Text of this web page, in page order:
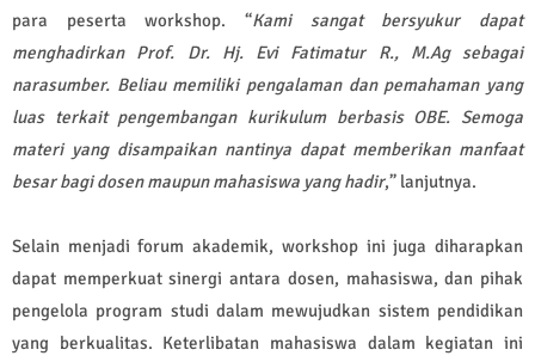
para peserta workshop. “Kami sangat bersyukur dapat
menghadirkan Prof. Dr. Hj. Evi Fatimatur R., M.Ag sebagai
narasumber. Beliau memiliki pengalaman dan pemahaman yang
luas terkait pengembangan kurikulum berbasis OBE. Semoga
materi yang disampaikan nantinya dapat memberikan manfaat
besar bagi dosen maupun mahasiswa yang hadir,” lanjutnya.
Selain menjadi forum akademik, workshop ini juga diharapkan
dapat memperkuat sinergi antara dosen, mahasiswa, dan pihak
pengelola program studi dalam mewujudkan sistem pendidikan
yang berkualitas. Keterlibatan mahasiswa dalam kegiatan ini